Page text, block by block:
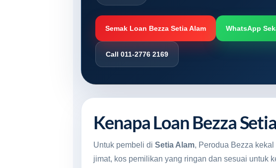
Semak Loan Bezza Setia Alam WhatsApp
Call 011-2776 2169
Kenapa Loan Bezza
Untuk pembeli di Setia Alam, Perodua Bezza
jimat, kos pemilikan yang ringan dan sesuai untuk